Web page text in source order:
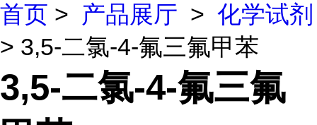
首页 > 产品展厅 > 化学试剂
> 3,5-二氯-4-氟三氟甲苯
3,5-二氯-4-氟三氟